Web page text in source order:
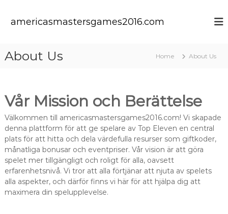
americasmastersgames2016.com
About Us Home About Us
Vår Mission och Berättelse
Välkommen till americasmastersgames2016.com! Vi skapade
denna plattform för att ge spelare av Top Eleven en central
plats för att hitta och dela värdefulla resurser som giftkoder,
månatliga bonusar och eventpriser. Vår vision är att göra
spelet mer tillgängligt och roligt för alla, oavsett
erfarenhetsnivå. Vi tror att alla förtjänar att njuta av spelets
alla aspekter, och därför finns vi här för att hjälpa dig att
maximera din spelupplevelse.